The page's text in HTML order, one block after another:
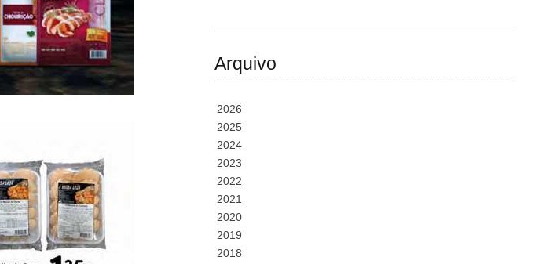
Arquivo
2026
2025
2024
2023
2022
2021
2020
2019
2018